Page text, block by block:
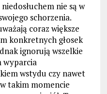
nie są w
schorzenia.
coraz większe
konkretnych głosek
ignorują wszelkie
wyparcia
wstydu czy nawet
takim momencie